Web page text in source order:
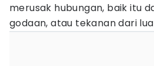
merusak hubungan, baik itu
godaan, atau tekanan dari